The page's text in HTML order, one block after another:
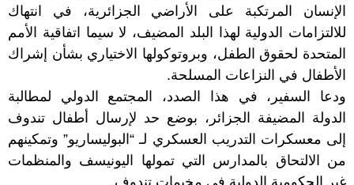
الإنسان المرتكبة على الأراضي الجزائرية، في انتهاك
للالتزامات الدولية لهذا البلد المضيف، لا سيما اتفاقية الأمم
المتحدة لحقوق الطفل، وبروتوكولها الاختياري بشأن إشراك
الأطفال في النزاعات المسلحة.
ودعا السفير، في هذا الصدد، المجتمع الدولي لمطالبة
الدولة المضيفة الجزائر، بوضع حد لإرسال أطفال تندوف
إلى معسكرات التدريب العسكري لـ “البوليساريو” وتمكينهم
من الالتحاق بالمدارس التي تمولها اليونيسف والمنظمات
غير الحكومية الدولية في مخيمات تندوف.